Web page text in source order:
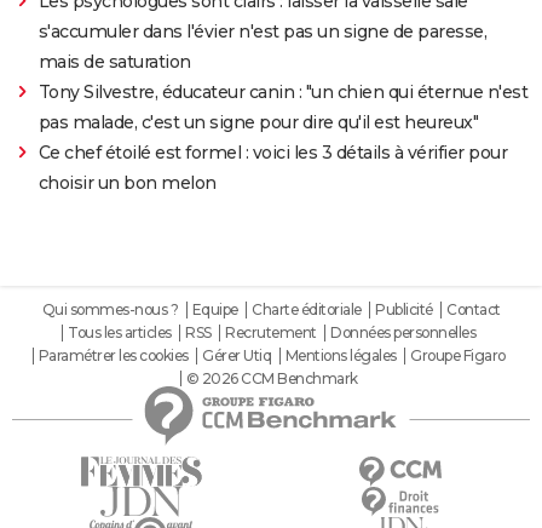
s'accumuler dans l'évier n'est pas un signe de paresse,
mais de saturation
Tony Silvestre, éducateur canin : "un chien qui éternue n'est
pas malade, c'est un signe pour dire qu'il est heureux"
Ce chef étoilé est formel : voici les 3 détails à vérifier pour
choisir un bon melon
Qui sommes-nous ? Equipe Charte éditoriale Publicité
Contact
Tous les articles
RSS Recrutement
Données personnelles
Paramétrer les cookies
Gérer Utiq Mentions légales
Groupe Figaro
© 2026 CCM Benchmark